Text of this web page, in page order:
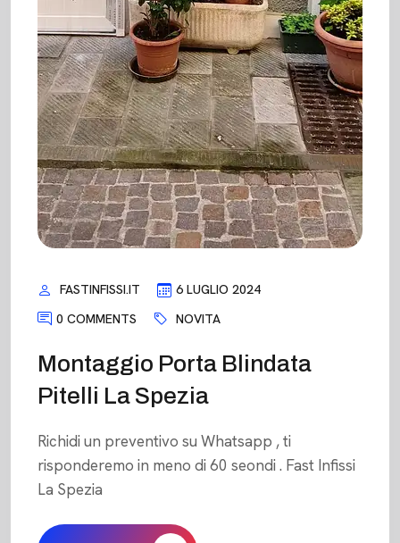
FASTINFISSI.IT
6 LUGLIO 2024
0 COMMENTS
NOVITA
Montaggio Porta Blindata
Pitelli La Spezia
Richidi un preventivo su Whatsapp , ti
risponderemo in meno di 60 seondi . Fast Infissi
La Spezia